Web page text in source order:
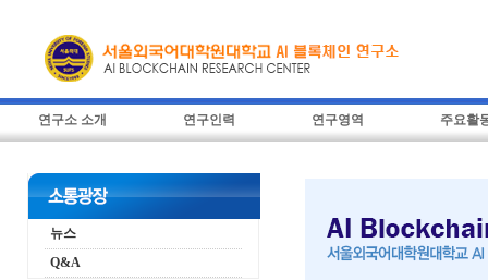
연구소 소개 연구인력 연구영역 주요활
뉴스
Q&A